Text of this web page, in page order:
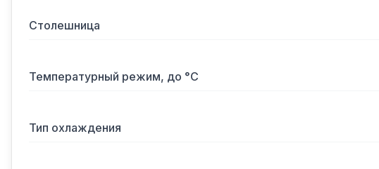
Столешница
Температурный режим, до °С
Тип охлаждения